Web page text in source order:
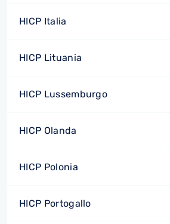
HICP Italia
HICP Lituania
HICP Lussemburgo
HICP Olanda
HICP Polonia
HICP Portogallo